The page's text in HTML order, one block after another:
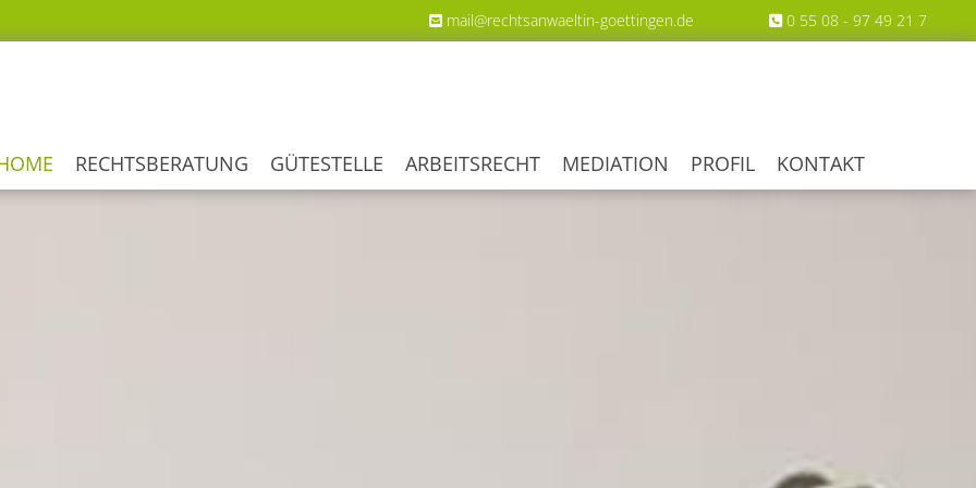
 mail@rechtsanwaeltin-goettingen.de  0 55 08 - 97 49 21 7
RECHTSBERATUNG GÜTESTELLE ARBEITSRECHT MEDIATION PROFIL KONTAKT